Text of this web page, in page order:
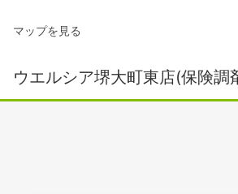
マップを見る
ウエルシア堺大町東店(保険調